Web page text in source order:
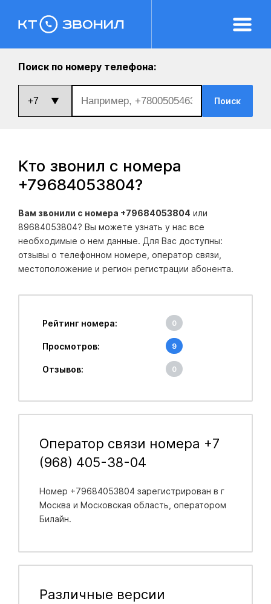
Поиск по номеру телефона:
Поиск
Кто звонил с номера
+79684053804?
Вам звонили с номера +79684053804 или
89684053804? Вы можете узнать у нас все
необходимые о нем данные. Для Вас доступны:
отзывы о телефонном номере, оператор связи,
местоположение и регион регистрации абонента.
Рейтинг номера: 0
Просмотров: 9
Отзывов: 0
Оператор связи номера +7
(968) 405-38-04
Номер +79684053804 зарегистрирован в г
Москва и Московская область , оператором
Билайн.
Различные версии